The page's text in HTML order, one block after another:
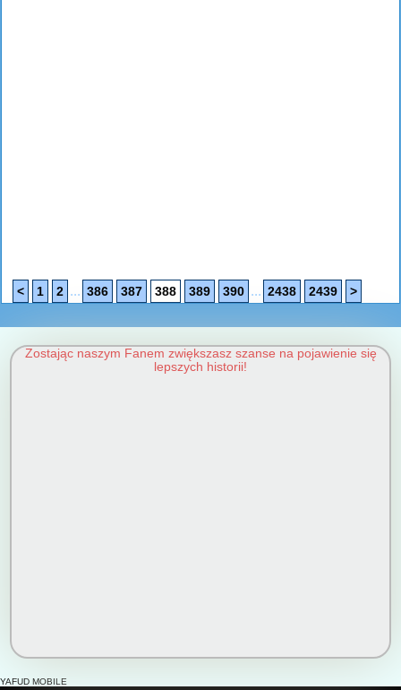
< 1 2 ... 386 387 388 389 390 ... 2438 2439 >
Zostając naszym Fanem zwiększasz szanse na pojawienie się
lepszych historii!
YAFUD MOBILE